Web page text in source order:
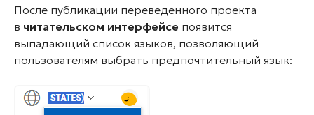
После публикации переведенного проекта
в читательском интерфейсе появится
выпадающий список языков, позволяющий
пользователям выбрать предпочтительный язык: